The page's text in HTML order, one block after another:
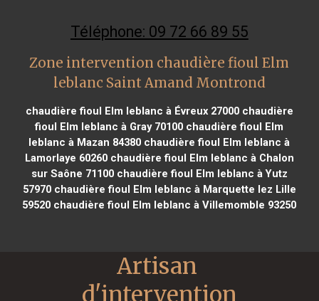
Téléphone: 09 72 66 89 55
Zone intervention chaudière fioul Elm
leblanc Saint Amand Montrond
chaudière fioul Elm leblanc à Évreux 27000chaudière
fioul Elm leblanc à Gray 70100 chaudière fioul Elm
leblanc à Mazan 84380 chaudière fioul Elm leblanc à
Lamorlaye 60260chaudière fioul Elm leblanc à Chalon
sur Saône 71100chaudière fioul Elm leblanc à Yutz
57970chaudière fioul Elm leblanc à Marquette lez Lille
59520 chaudière fioul Elm leblanc à Villemomble 93250
Artisan
d'intervention